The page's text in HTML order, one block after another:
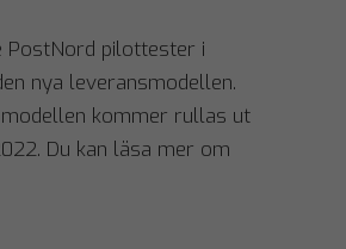
PostNord pilottester i
nya leveransmodellen.
modellen kommer rullas ut
Du kan läsa mer om